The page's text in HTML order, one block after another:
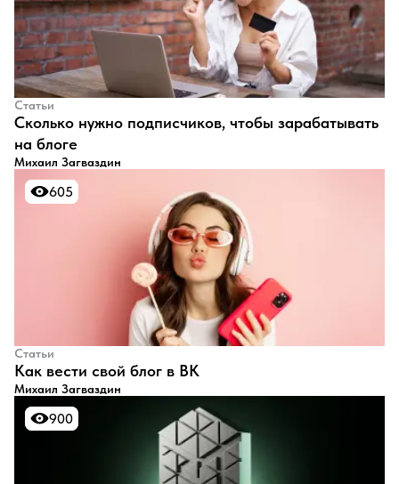
Статьи
​Сколько нужно подписчиков, чтобы зарабатывать
на блоге
Михаил Загваздин
605
605
Статьи
​Как вести свой блог в ВК
Михаил Загваздин
900
900